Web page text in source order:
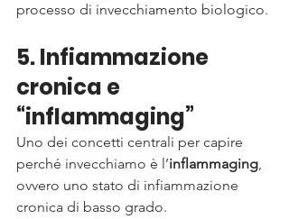
processo di invecchiamento biologico.
5. Infiammazione
cronica e
“inflammaging”
Uno dei concetti centrali per capire
perché invecchiamo è l’inflammaging,
ovvero uno stato di infiammazione
cronica di basso grado.